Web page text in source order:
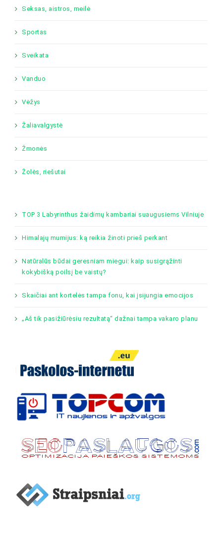
Seksas, aistros, meilė
Sportas
Sveikata
Vanduo
Vėžys
Žaliavalgystė
Žmonės
Žolės, riešutai
TOP 3 Labyrinthus žaidimų kambariai suaugusiems Vilniuje
Himalajų mumijus: ką reikia žinoti prieš perkant
Natūralūs būdai geresniam miegui: kaip susigrąžinti
kokybišką poilsį be vaistų?
Skaičiai ant kortelės tampa fonu, kai įsijungia emocijos
„Aš tik pasižiūrėsiu rezultatą“ dažnai tampa vakaro planu